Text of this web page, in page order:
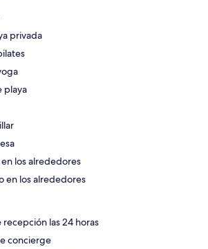
privada
playa
en los alrededores
en los alrededores
recepción las 24 horas
concierge